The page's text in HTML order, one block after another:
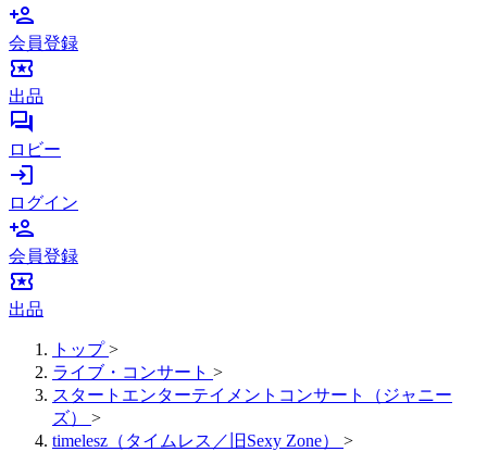
person_add
会員登録
local_activity
出品
forum
ロビー
login
ログイン
person_add
会員登録
local_activity
出品
トップ >
ライブ・コンサート >
スタートエンターテイメントコンサート（ジャニー
ズ）
>
timelesz（タイムレス／旧Sexy Zone）
>